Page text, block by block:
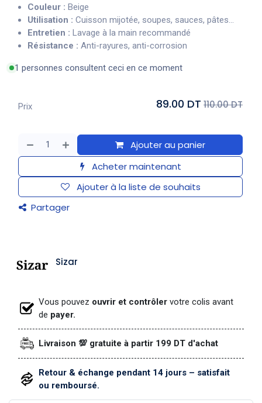
Couleur : Beige
Utilisation : Cuisson mijotée, soupes, sauces, pâtes...
Entretien : Lavage à la main recommandé
Résistance : Anti-rayures, anti-corrosion
1 personnes consultent ceci en ce moment
Ajouter au panier
Acheter maintenant
Ajouter à la liste de souhaits
Partager
Prix 89.00 DT 110.00 DT
Sizar
Vous pouvez ouvrir et contrôler votre colis avant
de payer.
Livraison 💯 gratuite à partir 199 DT d'achat
Retour & échange pendant 14 jours – satisfait
ou remboursé.